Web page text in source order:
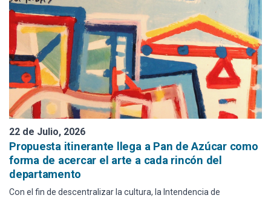
22 de Julio, 2026
Propuesta itinerante llega a Pan de Azúcar como
forma de acercar el arte a cada rincón del
departamento
Con el fin de descentralizar la cultura, la Intendencia de